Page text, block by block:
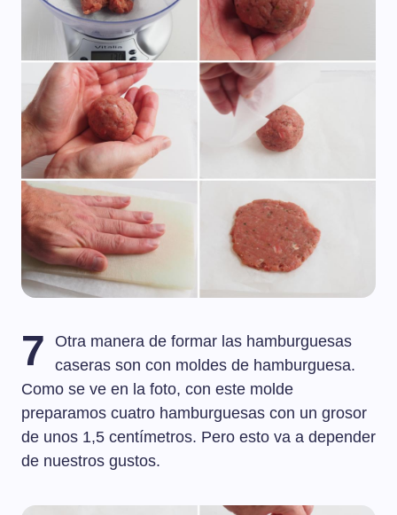
7
Otra manera de formar las hamburguesas
caseras son con moldes de hamburguesa.
Como se ve en la foto, con este molde
preparamos cuatro hamburguesas con un grosor
de unos 1,5 centímetros. Pero esto va a depender
de nuestros gustos.